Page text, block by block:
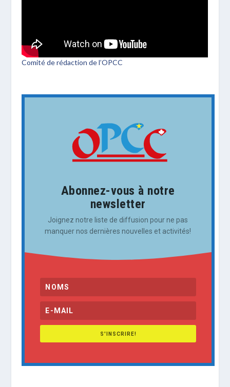
Comité de rédaction de l’OPCC
Abonnez-vous à notre
newsletter
Joignez notre liste de diffusion pour ne pas
manquer nos dernières nouvelles et activités!
S'INSCRIRE!